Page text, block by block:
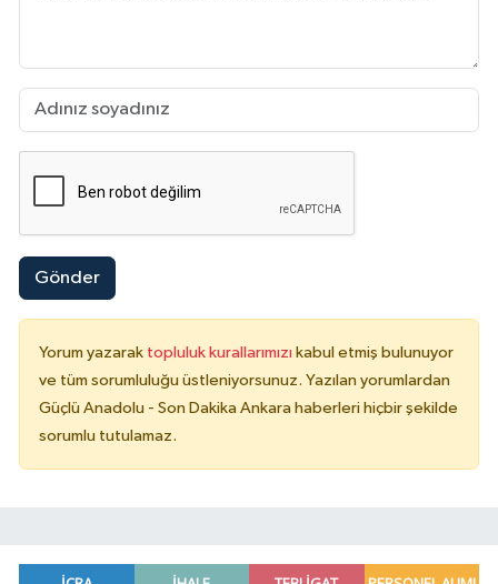
Gönder
Yorum yazarak topluluk kurallarımızı kabul etmiş bulunuyor
ve tüm sorumluluğu üstleniyorsunuz. Yazılan yorumlardan
Güçlü Anadolu - Son Dakika Ankara haberleri hiçbir şekilde
sorumlu tutulamaz.